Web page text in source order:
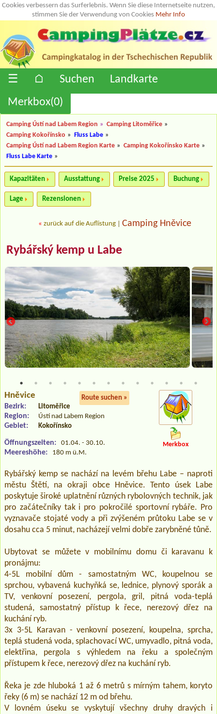
Cookies verbessern das Surferlebnis. Wenn Sie diese Internetseite nutzen,
stimmen Sie der Verwendung von Cookies Mehr Info
☰ ⌂ Suchen
Landkarte
Merkbox(0)
Camping Ústí nad Labem Region » Camping Litoměřice »
Camping Kokořínsko » Fluss Labe »
Camping Ústí nad Labem Region Karte » Camping Kokořínsko Karte »
Fluss Labe Karte »
Kapazitäten Ausstattung Preise 2025 Buchung
Lage Rezensionen
« zurück auf die Auflistung Camping Hněvice
Rybářský kemp u Labe
Hněvice Route suchen »
Bezirk: Litoměřice
Region: Ústí nad Labem Region
Gebiet: Kokořínsko
Öffnungszeiten: 01.04. - 30.10.
Meereshöhe: 180 m ü.M.
Merkbox
Rybářský kemp se nachází na levém břehu Labe – naproti
městu Štětí, na okraji obce Hněvice. Tento úsek Labe
poskytuje široké uplatnění různých rybolovných technik, jak
pro začátečníky tak i pro pokročilé sportovní rybáře. Pro
vyznavače stojaté vody a při zvýšeném průtoku Labe se v
dosahu cca 5 minut, nacházejí velmi dobře zarybněné tůně.
Ubytovat se můžete v mobilnímu domu či karavanu k
pronájmu:
4-5L mobilní dům - samostatným WC, koupelnou se
sprchou, vybavená kuchyňká se, lednice, plynový sporák a
TV, venkovní posezení, pergola, gril, pitná voda-teplá
studená, samostatný přístup k řece, nerezový dřez na
kuchání ryb.
3x 3-5L Karavan - venkovní posezení, koupelna, sprcha,
teplá studená voda, splachovací WC, umyvadlo, pitná voda,
elektřina, pergola s výhledem na řeku a společným
přístupem k řece, nerezový dřez na kuchání ryb.
Řeka je zde hluboká 1 až 6 metrů s mírným tahem, koryto
řeky (6 m) se nachází 12 m od břehu.
V lovném úseku se vyskytují všechny druhy dravých i